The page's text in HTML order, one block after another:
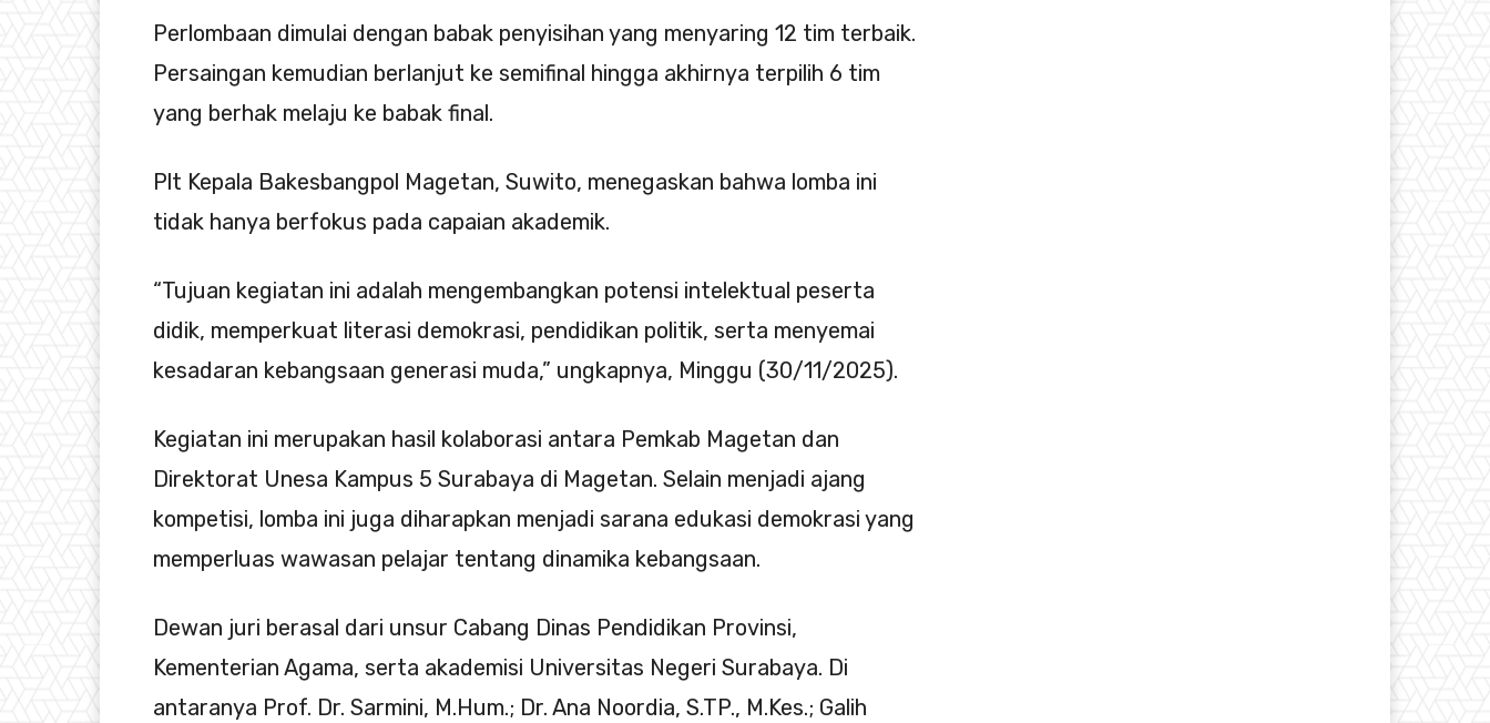
Perlombaan dimulai dengan babak penyisihan yang menyaring 12 tim terbaik.
Persaingan kemudian berlanjut ke semifinal hingga akhirnya terpilih 6 tim
yang berhak melaju ke babak final.
Plt Kepala Bakesbangpol Magetan, Suwito, menegaskan bahwa lomba ini
tidak hanya berfokus pada capaian akademik.
“Tujuan kegiatan ini adalah mengembangkan potensi intelektual peserta
didik, memperkuat literasi demokrasi, pendidikan politik, serta menyemai
kesadaran kebangsaan generasi muda,” ungkapnya, Minggu (30/11/2025).
Kegiatan ini merupakan hasil kolaborasi antara Pemkab Magetan dan
Direktorat Unesa Kampus 5 Surabaya di Magetan. Selain menjadi ajang
kompetisi, lomba ini juga diharapkan menjadi sarana edukasi demokrasi yang
memperluas wawasan pelajar tentang dinamika kebangsaan.
Dewan juri berasal dari unsur Cabang Dinas Pendidikan Provinsi,
Kementerian Agama, serta akademisi Universitas Negeri Surabaya. Di
antaranya Prof. Dr. Sarmini, M.Hum.; Dr. Ana Noordia, S.TP., M.Kes.; Galih